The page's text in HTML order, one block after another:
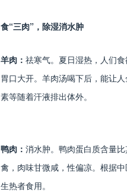
食“三肉”，除湿消水肿
羊肉： 祛寒气。夏日湿热，人们
胃口大开。羊肉汤喝下后，能让
素等随着汗液排出体外。
鸭肉： 消水肿。鸭肉蛋白质含量
禽，肉味甘微咸，性偏凉。根据
生热者食用。